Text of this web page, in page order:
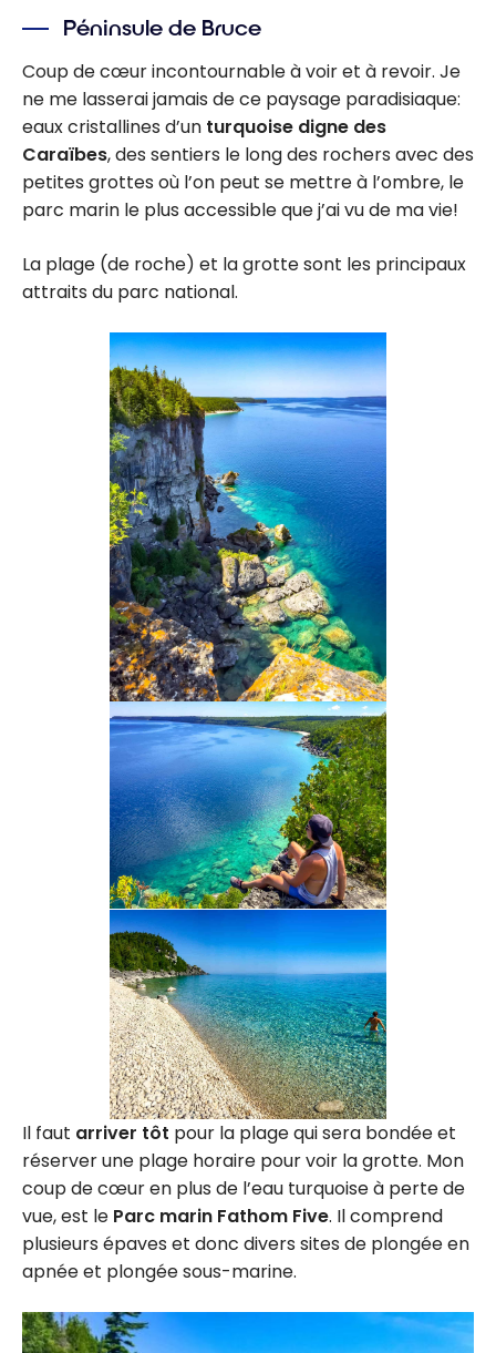
Péninsule de Bruce
Coup de cœur incontournable à voir et à revoir. Je
ne me lasserai jamais de ce paysage paradisiaque:
eaux cristallines d’un turquoise digne des
Caraïbes, des sentiers le long des rochers avec des
petites grottes où l’on peut se mettre à l’ombre, le
parc marin le plus accessible que j’ai vu de ma vie!
La plage (de roche) et la grotte sont les principaux
attraits du parc national.
Il faut arriver tôt pour la plage qui sera bondée et
réserver une plage horaire pour voir la grotte. Mon
coup de cœur en plus de l’eau turquoise à perte de
vue, est le Parc marin Fathom Five. Il comprend
plusieurs épaves et donc divers sites de plongée en
apnée et plongée sous-marine.